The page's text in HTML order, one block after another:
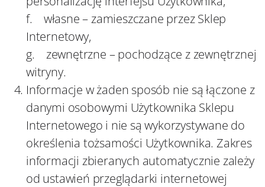
f. własne – zamieszczane przez Sklep
Internetowy,
g. zewnętrzne – pochodzące z zewnętrznej
witryny.
Informacje w żaden sposób nie są łączone z
danymi osobowymi Użytkownika Sklepu
Internetowego i nie są wykorzystywane do
określenia tożsamości Użytkownika. Zakres
informacji zbieranych automatycznie zależy
od ustawień przeglądarki internetowej